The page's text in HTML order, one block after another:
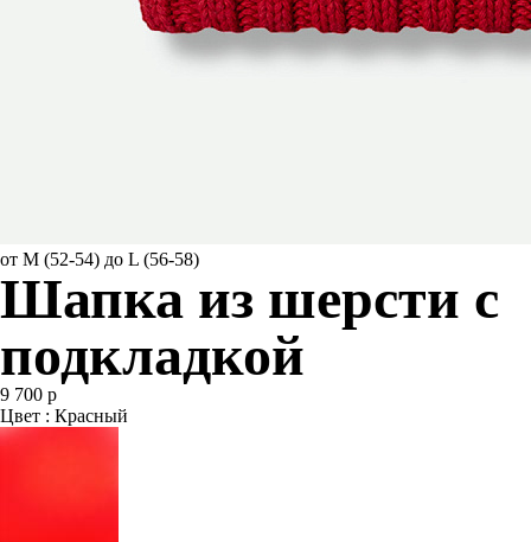
от M (52-54) до L (56-58)
Шапка из шерсти с
подкладкой
9 700 р
Цвет : Красный